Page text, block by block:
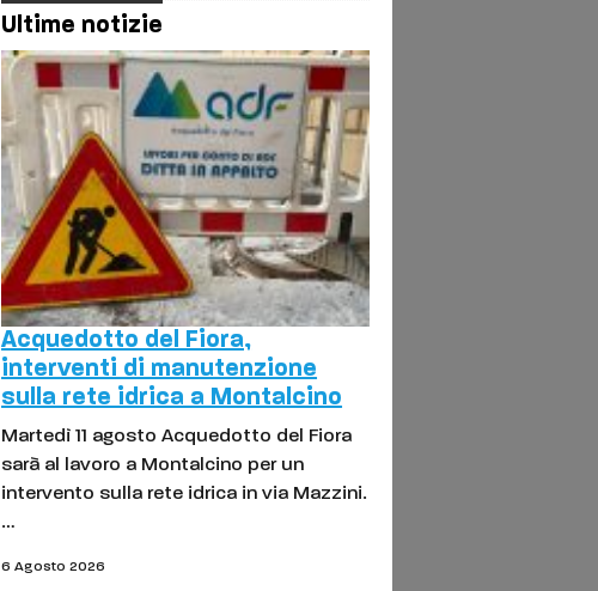
Ultime notizie
Acquedotto del Fiora,
interventi di manutenzione
sulla rete idrica a Montalcino
Martedì 11 agosto Acquedotto del Fiora
sarà al lavoro a Montalcino per un
intervento sulla rete idrica in via Mazzini.
…
6 Agosto 2026